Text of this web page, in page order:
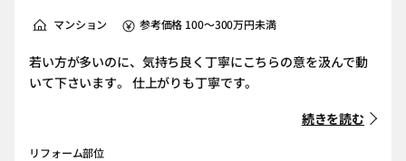
マンション 参考価格 100～300万円未満
若い方が多いのに、気持ち良く丁寧にこちらの意を汲んで動
いて下さいます。 仕上がりも丁寧です。
続きを読む
リフォーム部位